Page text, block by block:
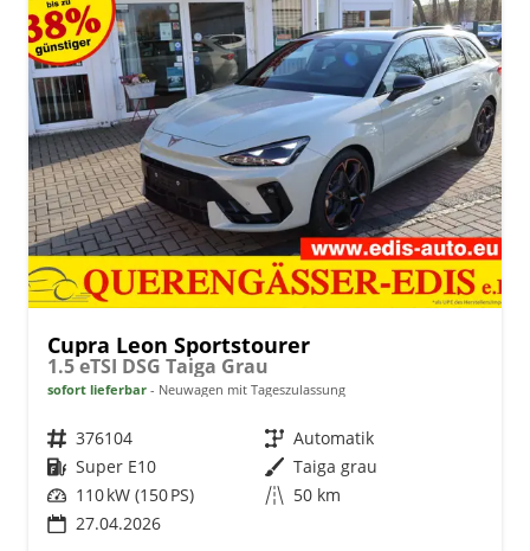
Cupra Leon Sportstourer
1.5 eTSI DSG Taiga Grau
sofort lieferbar Neuwagen mit Tageszulassung
Fahrzeugnr. 376104 Getriebe Automatik
Kraftstoff Super E10 Außenfarbe Taiga grau
Leistung 110 kW (150 PS) Kilometerstand 50 km
27.04.2026